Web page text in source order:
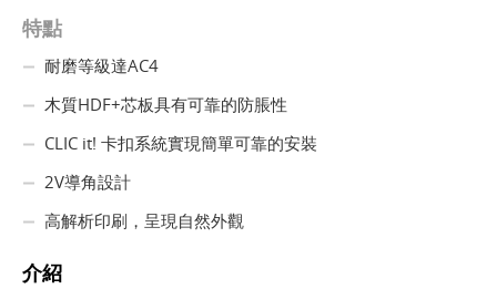
特點
耐磨等級達AC4
木質HDF+芯板具有可靠的防脹性
CLIC it! 卡扣系統實現簡單可靠的安裝
2V導角設計
高解析印刷，呈現自然外觀
介紹